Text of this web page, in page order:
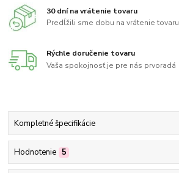
30 dní na vrátenie tovaru
Predĺžili sme dobu na vrátenie tovaru
Rýchle doručenie tovaru
Vaša spokojnosť je pre nás prvoradá
Kompletné špecifikácie
Hodnotenie 5